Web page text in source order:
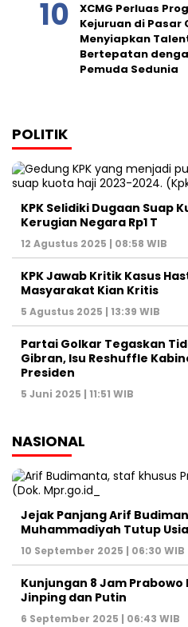
XCMG Perluas
Kejuruan di Pasar
Menyiapkan
Bertepatan
Pemuda Sedunia
POLITIK
KPK Selidiki Dugaan Suap
Kerugian Negara Rp1 T
12 Agustus 2025 | 08:58 WIB
KPK Jawab Kritik Kasus
Masyarakat Kian Kritis
5 Agustus 2025 | 13:39 WIB
Partai Golkar Tegaskan
Gibran, Isu Reshuffle
Presiden
5 Juni 2025 | 11:51 WIB
NASIONAL
Jejak Panjang Arif
Muhammadiyah Tutup
10 September 2025 | 06:30 WIB
Kunjungan 8 Jam
Jinping dan Putin
6 September 2025 | 06:43 WIB